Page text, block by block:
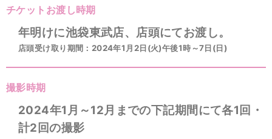
チケットお渡し時期
年明けに池袋東武店、店頭にてお渡し。
店頭受け取り期間：2024年1月2日(火)午後1時～7日(日)
撮影時期
2024年1月～12月までの下記期間にて各1回・
計2回の撮影